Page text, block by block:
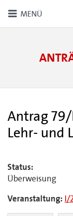
MENÜ
Antrag
Lehr- und
Status:
Überweisung
Veranstaltung: I/